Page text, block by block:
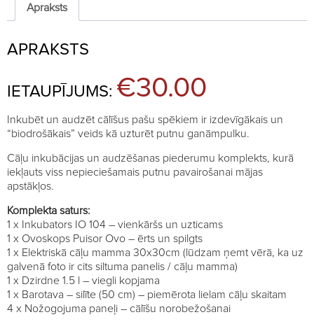
quantityApraksts
APRAKSTS
IETAUPĪJUMS: €30.00
Inkubēt un audzēt cālīšus pašu spēkiem ir izdevīgākais un
“biodrošākais” veids kā uzturēt putnu ganāmpulku.
Cāļu inkubācijas un audzēšanas piederumu komplekts, kurā
iekļauts viss nepieciešamais putnu pavairošanai mājas
apstākļos.
Komplekta saturs:
1 x Inkubators IO 104 – vienkāršs un uzticams
1 x Ovoskops Puisor Ovo – ērts un spilgts
1 x Elektriskā cāļu mamma 30x30cm (lūdzam ņemt vērā, ka uz
galvenā foto ir cits siltuma panelis / cāļu mamma)
1 x Dzirdne 1.5 l – viegli kopjama
1 x Barotava – silīte (50 cm) – piemērota lielam cāļu skaitam
4 x Nožogojuma paneļi – cālīšu norobežošanai